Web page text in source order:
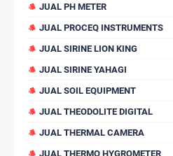
JUAL PH METER
JUAL PROCEQ INSTRUMENTS
JUAL SIRINE LION KING
JUAL SIRINE YAHAGI
JUAL SOIL EQUIPMENT
JUAL THEODOLITE DIGITAL
JUAL THERMAL CAMERA
JUAL THERMO HYGROMETER